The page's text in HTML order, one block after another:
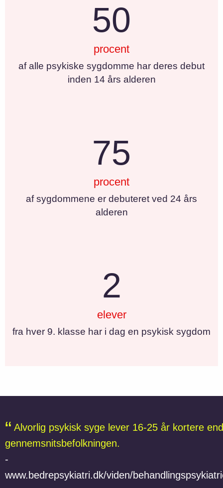
50
procent
af alle psykiske sygdomme har deres debut
inden 14 års alderen
75
procent
af sygdommene er debuteret ved 24 års
alderen
2
elever
fra hver 9. klasse har i dag en psykisk sygdom
Alvorlig psykisk syge lever 16-25 år kortere end
gennemsnitsbefolkningen.
-
www.bedrepsykiatri.dk/viden/